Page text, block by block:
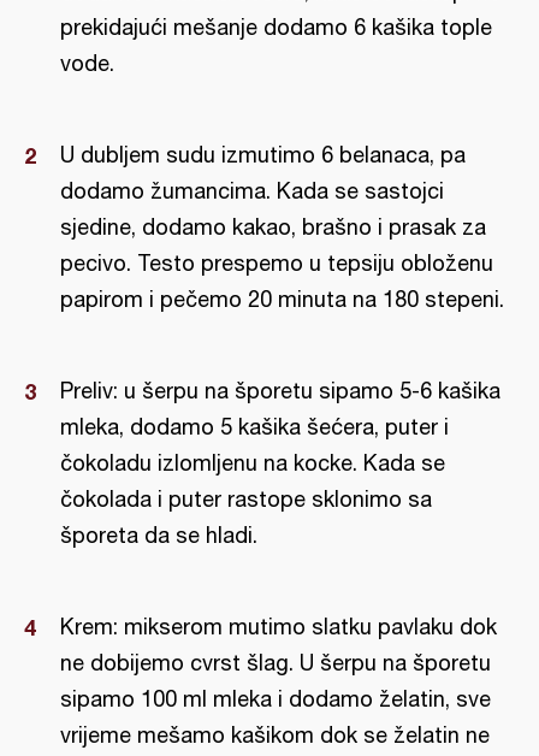
prekidajući mešanje dodamo 6 kašika tople
vode.
U dubljem sudu izmutimo 6 belanaca, pa
dodamo žumancima. Kada se sastojci
sjedine, dodamo kakao, brašno i prasak za
pecivo. Testo prespemo u tepsiju obloženu
papirom i pečemo 20 minuta na 180 stepeni.
Preliv: u šerpu na šporetu sipamo 5-6 kašika
mleka, dodamo 5 kašika šećera, puter i
čokoladu izlomljenu na kocke. Kada se
čokolada i puter rastope sklonimo sa
šporeta da se hladi.
Krem: mikserom mutimo slatku pavlaku dok
ne dobijemo cvrst šlag. U šerpu na šporetu
sipamo 100 ml mleka i dodamo želatin, sve
vrijeme mešamo kašikom dok se želatin ne